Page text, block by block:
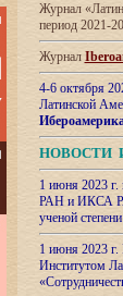
Журнал
период 2021-
Журнал
4-6 октября
Латинской
НОВОСТИ
1 июня 2023
РАН и ИКСА
ученой
1 июня 2023
Институтом